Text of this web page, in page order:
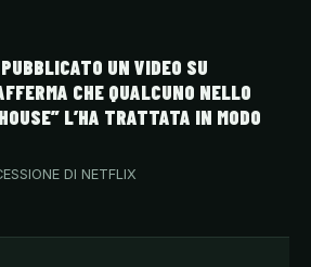
UN VIDEO SU
CHE QUALCUNO NELLO
L’HA TRATTATA IN MODO
DI NETFLIX